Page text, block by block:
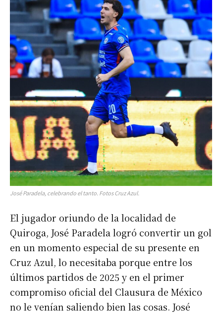
José Paradela, celebrando el tanto. Fotos Cruz Azul.
El jugador oriundo de la localidad de
Quiroga, José Paradela logró convertir un gol
en un momento especial de su presente en
Cruz Azul, lo necesitaba porque entre los
últimos partidos de 2025 y en el primer
compromiso oficial del Clausura de México
no le venían saliendo bien las cosas. José